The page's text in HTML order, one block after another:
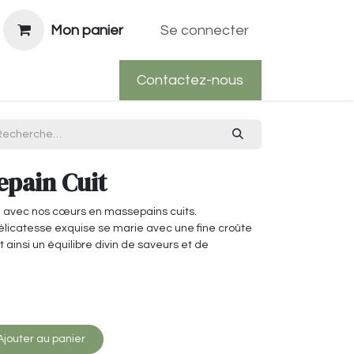
Mon panier Se connecter
Contactez-nous
Cuit
nos cœurs en massepains cuits.
exquise se marie avec une fine croûte
un équilibre divin de saveurs et de
au panier